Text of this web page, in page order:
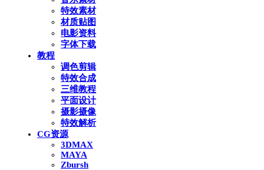
特效素材
材质贴图
电影资料
字体下载
教程
调色剪辑
特效合成
三维教程
平面设计
摄影摄像
特效解析
CG资源
3DMAX
MAYA
Zbursh